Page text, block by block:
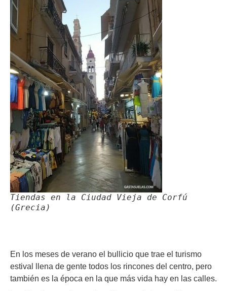
Tiendas en la Ciudad Vieja de Corfú
(Grecia)
En los meses de verano el bullicio que trae el turismo
estival llena de gente todos los rincones del centro, pero
también es la época en la que más vida hay en las calles.